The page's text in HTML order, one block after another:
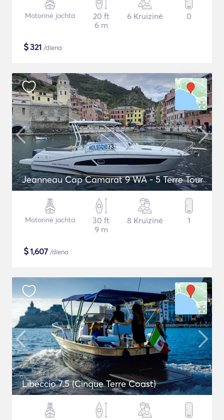
Motorinė jachta
20 ft
6 m
6 Kruizinė 0
$321 /diena
Jeanneau Cap Camarat 9 WA - 5 Terre Tour
Motorinė jachta
30 ft
9 m
8 Kruizinė 1
$1,607 /diena
Libeccio 7.5 (Cinque Terre Coast)